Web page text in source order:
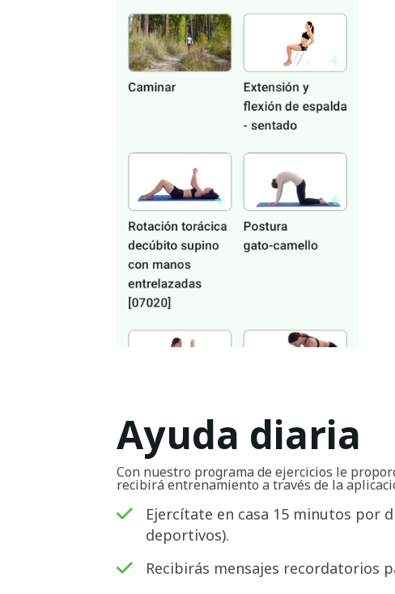
Ayuda diaria
Con nuestro programa de ejercicios le
recibirá entrenamiento a través de la
Ejercítate en casa 15 minutos por
deportivos).
Recibirás mensajes recordatorios